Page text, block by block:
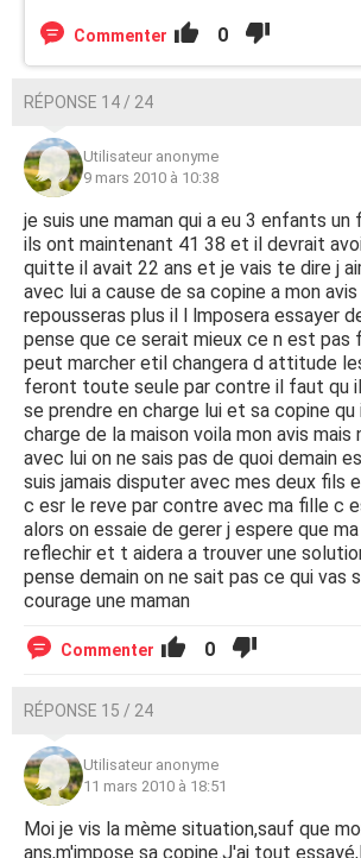
Commenter 0
RÉPONSE 14 / 24
Utilisateur anonyme
9 mars 2010 à 10:38
je suis une maman qui a eu 3 enfants un
ils ont maintenant 41 38 et il devrait
quitte il avait 22 ans et je vais te dire j
avec lui a cause de sa copine a mon
repousseras plus il l lmposera essayer
pense que ce serait mieux ce n est pas
peut marcher etil changera d attitude
feront toute seule par contre il faut qu
se prendre en charge lui et sa copine
charge de la maison voila mon avis
avec lui on ne sais pas de quoi demain
suis jamais disputer avec mes deux fils
c esr le reve par contre avec ma fille c
alors on essaie de gerer j espere que
reflechir et t aidera a trouver une
pense demain on ne sait pas ce qui vas
courage une maman
Commenter 0
RÉPONSE 15 / 24
Utilisateur anonyme
11 mars 2010 à 18:51
Moi je vis la mème situation,sauf que
ans,m'impose sa copine.J'ai tout